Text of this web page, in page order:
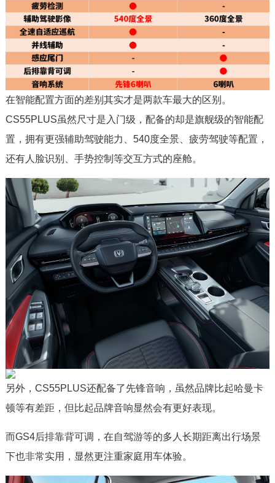
在智能配置方面的差别其实才是两款车最大的区别。
CS55PLUS虽然尺寸是入门级，配备的却是旗舰级的智能配
置，拥有更强辅助驾驶能力、540度全景、疲劳驾驶等配置，
还有人脸识别、手势控制等交互方式的座舱。
另外，CS55PLUS还配备了先锋音响，虽然品牌比起哈曼卡
顿等有差距，但比起品牌音响显然会有更好表现。
而GS4后排靠背可调，在自驾游等的多人长期距离出行场景
下也非常实用，显然更注重家庭用车体验。